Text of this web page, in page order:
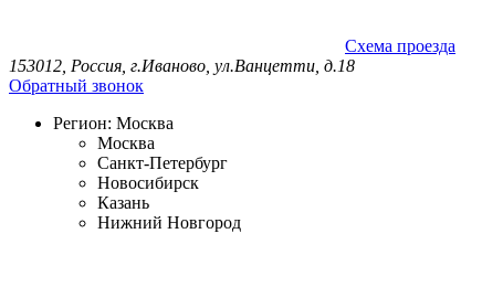
Схема проезда
153012, Россия, г.Иваново, ул.Ванцетти, д.18
Обратный звонок
Регион: Москва
Москва
Санкт-Петербург
Новосибирск
Казань
Нижний Новгород